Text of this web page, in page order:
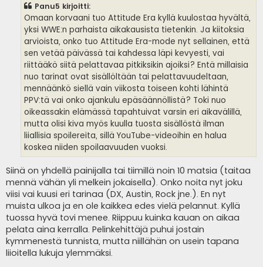
Panu5 kirjoitti:
Omaan korvaani tuo Attitude Era kyllä kuulostaa hyvältä,
yksi WWE:n parhaista aikakausista tietenkin. Ja kiitoksia
arvioista, onko tuo Attitude Era-mode nyt sellainen, että
sen vetää päivässä tai kahdessa läpi kevyesti, vai
riittääkö siitä pelattavaa pitkiksikin ajoiksi? Entä millaisia
nuo tarinat ovat sisällöltään tai pelattavuudeltaan,
mennäänkö siellä vain viikosta toiseen kohti lähintä
PPV:tä vai onko ajankulu epäsäännöllistä? Toki nuo
oikeassakin elämässä tapahtuivat varsin eri aikavälillä,
mutta olisi kiva myös kuulla tuosta sisällöstä ilman
liiallisia spoilereita, sillä YouTube-videoihin en halua
koskea niiden spoilaavuuden vuoksi.
Siinä on yhdellä painijalla tai tiimillä noin 10 matsia (taitaa
mennä vähän yli melkein jokaisella). Onko noita nyt joku
viisi vai kuusi eri tarinaa (DX, Austin, Rock jne.). En nyt
muista ulkoa ja en ole kaikkea edes vielä pelannut. Kyllä
tuossa hyvä tovi menee. Riippuu kuinka kauan on aikaa
pelata aina kerralla. Pelinkehittäjä puhui jostain
kymmenestä tunnista, mutta niillähän on usein tapana
liioitella lukuja ylemmäksi.